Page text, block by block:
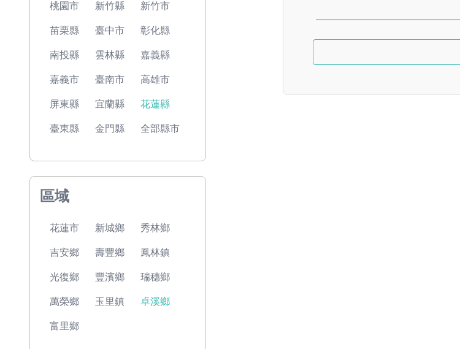
桃園市 新竹縣 新竹市
苗栗縣 臺中市 彰化縣
南投縣 雲林縣 嘉義縣
嘉義市 臺南市 高雄市
屏東縣 宜蘭縣 花蓮縣
臺東縣 金門縣 全部縣市
區域
花蓮市 新城鄉 秀林鄉
吉安鄉 壽豐鄉 鳳林鎮
光復鄉 豐濱鄉 瑞穗鄉
萬榮鄉 玉里鎮 卓溪鄉
富里鄉